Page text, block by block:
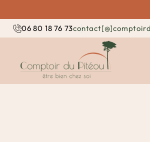
06 80 18 76 73